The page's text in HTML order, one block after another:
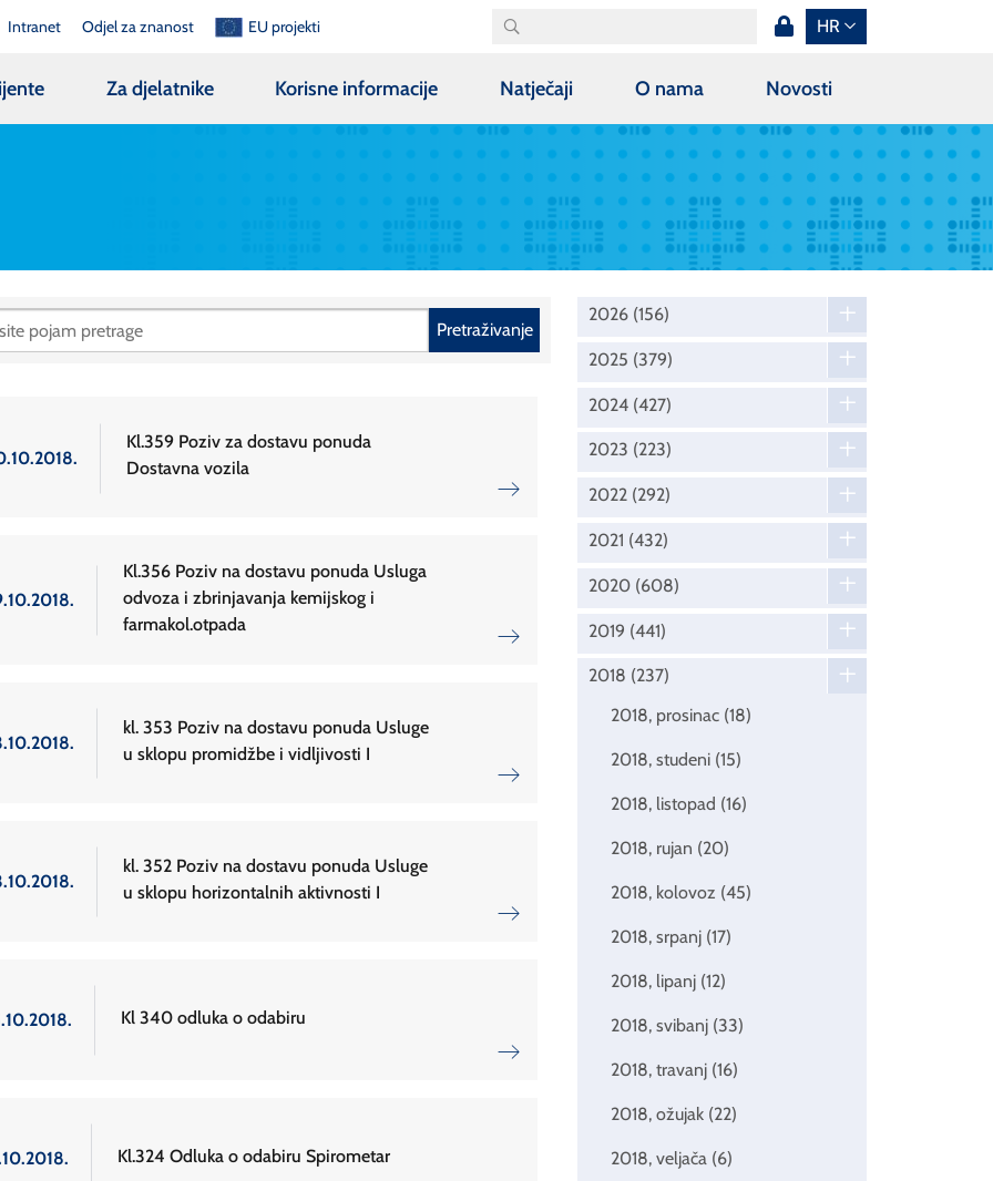
Intranet Odjel za znanost EU projekti HR
Za djelatnike Korisne informacije Natječaji O nama Novosti
Pretraživanje
Kl.359 Poziv za dostavu ponuda
Dostavna vozila
Kl.356 Poziv na dostavu ponuda Usluga
odvoza i zbrinjavanja kemijskog i
farmakol.otpada
kl. 353 Poziv na dostavu ponuda Usluge
u sklopu promidžbe i vidljivosti I
kl. 352 Poziv na dostavu ponuda Usluge
u sklopu horizontalnih aktivnosti I
Kl 340 odluka o odabiru
Kl.324 Odluka o odabiru Spirometar
2026 (156)
2025 (379)
2024 (427)
2023 (223)
2022 (292)
2021 (432)
2020 (608)
2019 (441)
2018 (237)
2018, prosinac (18)
2018, studeni (15)
2018, listopad (16)
2018, rujan (20)
2018, kolovoz (45)
2018, srpanj (17)
2018, lipanj (12)
2018, svibanj (33)
2018, travanj (16)
2018, ožujak (22)
2018, veljača (6)